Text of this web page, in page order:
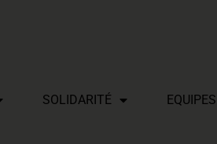
SOLIDARITÉ EQUIPES